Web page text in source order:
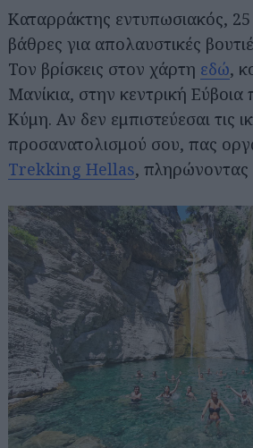
Καταρράκτης εντυπωσιακός,
βάθρες για απολαυστικές
Τον βρίσκεις στον χάρτη εδώ,
Μανίκια, στην κεντρική
Κύμη. Αν δεν εμπιστεύεσαι τις
προσανατολισμού σου, πας
Trekking Hellas, πληρώνοντας